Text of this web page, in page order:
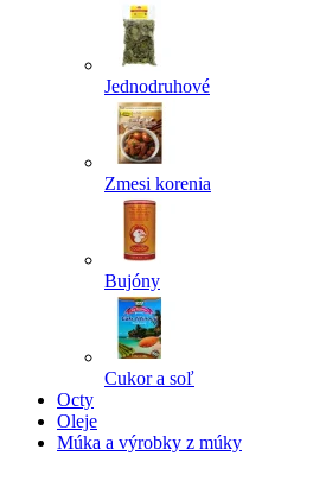
Jednodruhové
Zmesi korenia
Bujóny
Cukor a soľ
Octy
Oleje
Múka a výrobky z múky